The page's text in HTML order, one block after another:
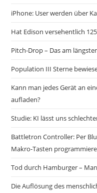
iPhone: User werden über
Hat Edison versehentlich
Pitch-Drop – Das am
Population III Sterne
Kann man jedes Gerät an
aufladen?
Studie: KI lässt uns
Battletron Controller: Per
Makro-Tasten
Tod durch Hamburger –
Die Auflösung des